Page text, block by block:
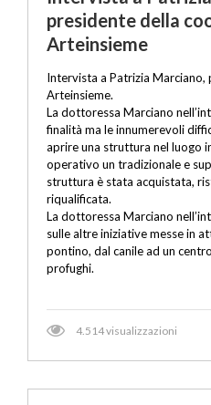
presidente della
Arteinsieme
Intervista a Patrizia
Arteinsieme.
La dottoressa Marciano
finalità ma le innumerevoli
aprire una struttura nel luogo
operativo un tradizionale e
struttura è stata acquistata,
riqualificata.
La dottoressa Marciano
sulle altre iniziative messe in
pontino, dal canile ad un
profughi.
4.514 visualizzazioni